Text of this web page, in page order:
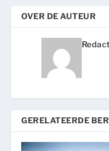
OVER DE AUTEUR
GERELATEERDE